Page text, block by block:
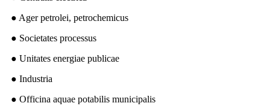
● Ager petrolei, petrochemicus
● Societates processus
● Unitates energiae publicae
● Industria
● Officina aquae potabilis municipalis